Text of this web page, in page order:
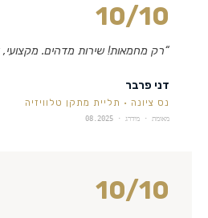
10/10
“רק מחמאות! שירות מדהים. מקצועי,
דני פרבר
נס ציונה · תליית מתקן טלוויזיה
מאומת · מידרג · 08.2025
10/10